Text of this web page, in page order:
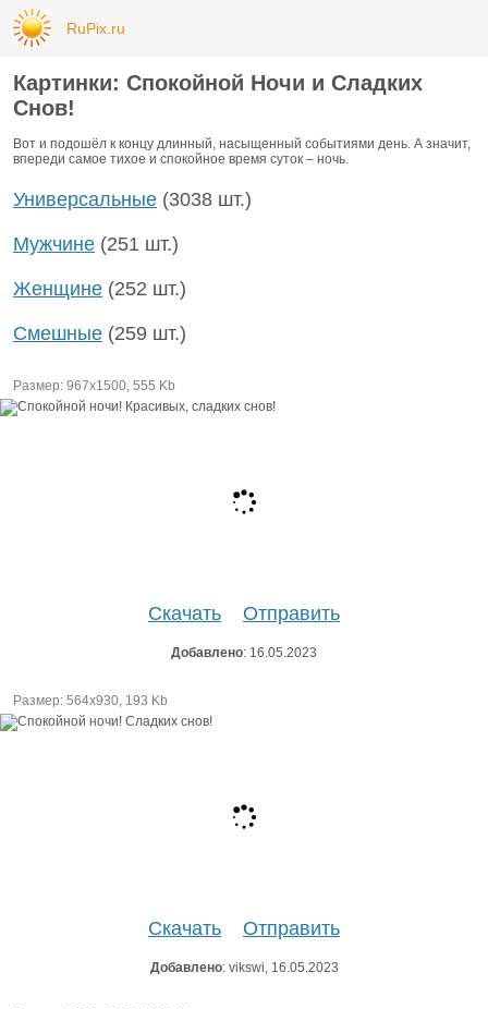
RuPix.ru
Картинки: Спокойной Ночи и Сладких
Снов!
Вот и подошёл к концу длинный, насыщенный событиями день. А значит,
впереди самое тихое и спокойное время суток – ночь.
Универсальные (3038 шт.)
Мужчине (251 шт.)
Женщине (252 шт.)
Смешные (259 шт.)
Размер: 967х1500, 555 Kb
Скачать Отправить
Добавлено: 16.05.2023
Размер: 564х930, 193 Kb
Скачать Отправить
Добавлено: vikswi, 16.05.2023